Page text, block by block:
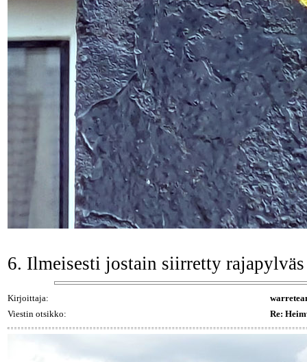
6. Ilmeisesti jostain siirretty rajapylväs
Kirjoittaja:
Viestin otsikko:
Re: